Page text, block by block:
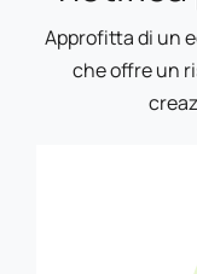
Approfitta di un
che offre un